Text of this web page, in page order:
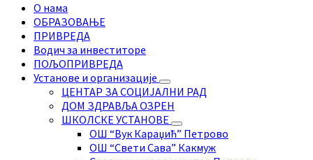
О нама
ОБРАЗОВАЊЕ
ПРИВРЕДА
Водич за инвеститоре
ПОЉОПРИВРЕДА
Установе и организације
ЦЕНТАР ЗА СОЦИЈАЛНИ РАД
ДОМ ЗДРАВЉА ОЗРЕН
ШКОЛСКЕ УСТАНОВЕ
ОШ “Вук Караџић” Петрово
ОШ “Свети Сава” Какмуж